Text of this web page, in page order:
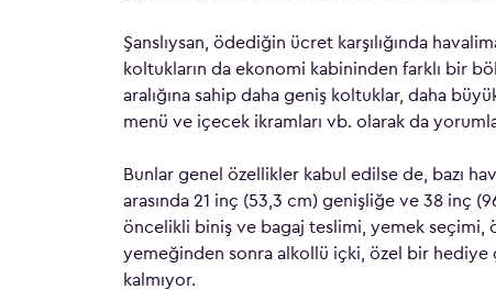
Şanslıysan, ödediğin ücret karşılığında
koltukların da ekonomi kabininden farklı bir
aralığına sahip daha geniş koltuklar, daha
menü ve içecek ikramları vb. olarak da
Bunlar genel özellikler kabul edilse de, bazı
arasında 21 inç (53,3 cm) genişliğe ve 38 inç
öncelikli biniş ve bagaj teslimi, yemek seçimi,
yemeğinden sonra alkollü içki, özel bir hediye
kalmıyor.